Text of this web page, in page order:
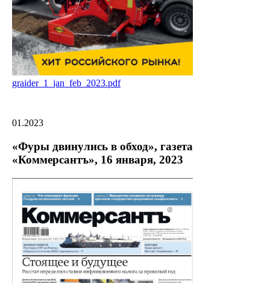
graider_1_jan_feb_2023.pdf
01.2023
«Фуры двинулись в обход», газета
«Коммерсантъ», 16 января, 2023